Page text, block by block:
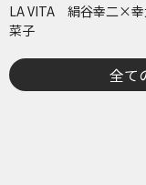
LA VITA 絹谷幸二×
菜子
全て